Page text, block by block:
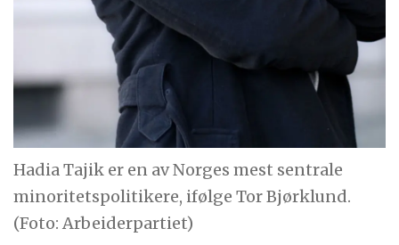
Hadia Tajik er en av Norges mest sentrale
minoritetspolitikere, ifølge Tor Bjørklund.
(Foto: Arbeiderpartiet)